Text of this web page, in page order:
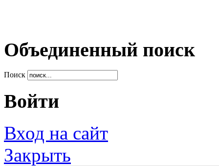
Объединенный поиск
Поиск
Войти
Вход на сайт
Закрыть